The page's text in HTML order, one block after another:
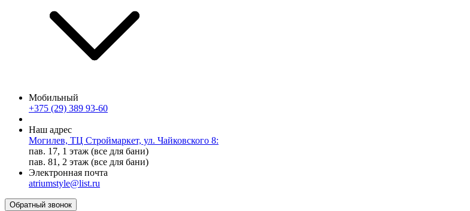
Мобильный
+375 (29) 389 93-60
Наш адрес
Могилев, ТЦ Строймаркет, ул. Чайковского 8:
пав. 17, 1 этаж (все для бани)
пав. 81, 2 этаж (все для бани)
Электронная почта
atriumstyle@list.ru
Обратный звонок